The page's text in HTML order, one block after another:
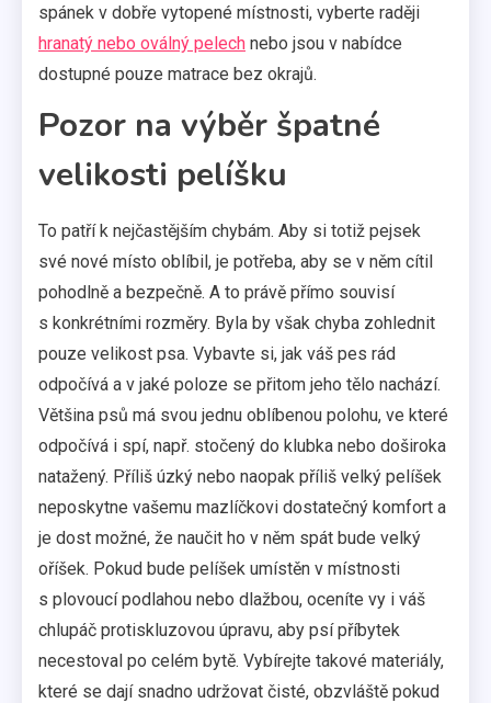
spánek v dobře vytopené místnosti, vyberte raději
hranatý nebo oválný pelech nebo jsou v nabídce
dostupné pouze matrace bez okrajů.
Pozor na výběr špatné
velikosti pelíšku
To patří k nejčastějším chybám. Aby si totiž pejsek
své nové místo oblíbil, je potřeba, aby se v něm cítil
pohodlně a bezpečně. A to právě přímo souvisí
s konkrétními rozměry. Byla by však chyba zohlednit
pouze velikost psa. Vybavte si, jak váš pes rád
odpočívá a v jaké poloze se přitom jeho tělo nachází.
Většina psů má svou jednu oblíbenou polohu, ve které
odpočívá i spí, např. stočený do klubka nebo doširoka
natažený. Příliš úzký nebo naopak příliš velký pelíšek
neposkytne vašemu mazlíčkovi dostatečný komfort a
je dost možné, že naučit ho v něm spát bude velký
oříšek. Pokud bude pelíšek umístěn v místnosti
s plovoucí podlahou nebo dlažbou, oceníte vy i váš
chlupáč protiskluzovou úpravu, aby psí příbytek
necestoval po celém bytě. Vybírejte takové materiály,
které se dají snadno udržovat čisté, obzvláště pokud